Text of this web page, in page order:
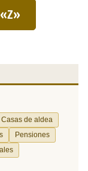
«Z»